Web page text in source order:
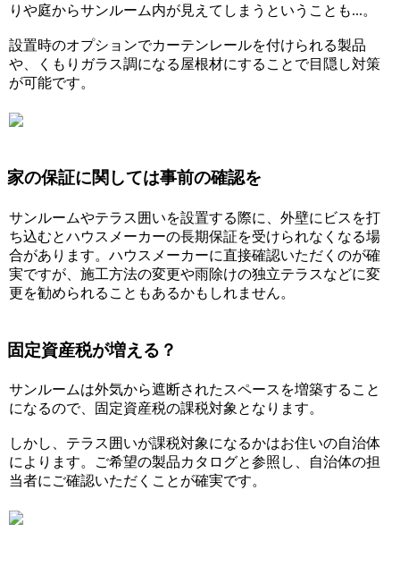
りや庭からサンルーム内が見えてしまうということも...。
設置時のオプションでカーテンレールを付けられる製品
や、くもりガラス調になる屋根材にすることで目隠し対策
が可能です。
家の保証に関しては事前の確認を
サンルームやテラス囲いを設置する際に、外壁にビスを打
ち込むとハウスメーカーの長期保証を受けられなくなる場
合があります。ハウスメーカーに直接確認いただくのが確
実ですが、施工方法の変更や雨除けの独立テラスなどに変
更を勧められることもあるかもしれません。
固定資産税が増える？
サンルームは外気から遮断されたスペースを増築すること
になるので、固定資産税の課税対象となります。
しかし、テラス囲いが課税対象になるかはお住いの自治体
によります。ご希望の製品カタログと参照し、自治体の担
当者にご確認いただくことが確実です。